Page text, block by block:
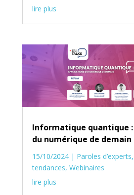
lire plus
Informatique quantique
du numérique de demain
15/10/2024| Paroles d’experts,
tendances, Webinaires
lire plus